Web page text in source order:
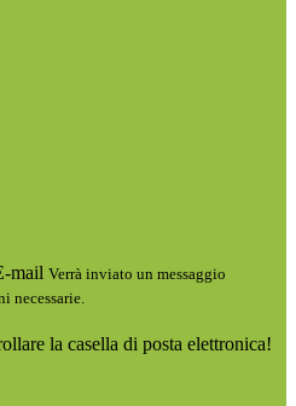
mail Verrà inviato un messaggio
necessarie.
la casella di posta elettronica!